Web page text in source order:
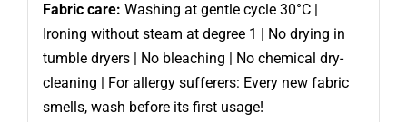
Fabric care: Washing at gentle cycle 30°C |
Ironing without steam at degree 1 | No drying in
tumble dryers | No bleaching | No chemical dry-
cleaning | For allergy sufferers: Every new fabric
smells, wash before its first usage!